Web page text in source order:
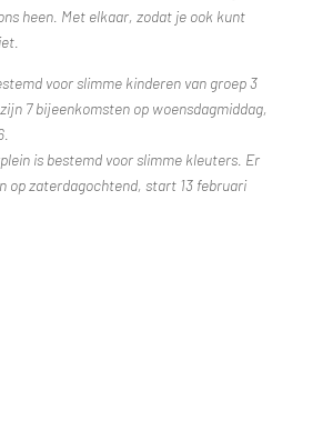
heen. Met elkaar, zodat je ook kunt
voor slimme kinderen van groep 3
7 bijeenkomsten op woensdagmiddag,
is bestemd voor slimme kleuters. Er
op zaterdagochtend, start 13 februari